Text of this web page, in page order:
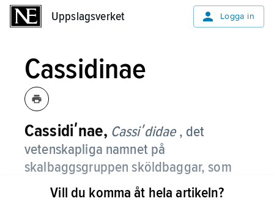
Uppslagsverket Logga in
Cassidinae
Cassidiʹnae, Cassiʹdidae , det
vetenskapliga namnet på
skalbaggsgruppen sköldbaggar, som
vanligen räknas som en underfamilj till
bladbaggarna men av vissa betraktas
Vill du komma åt hela artikeln?